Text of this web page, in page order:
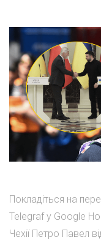
Покладіться на
Telegraf у Google
Чехії Петро Павел